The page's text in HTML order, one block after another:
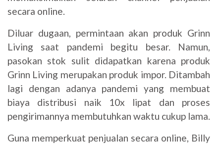
secara online.
Diluar dugaan, permintaan akan produk Grinn
Living saat pandemi begitu besar. Namun,
pasokan stok sulit didapatkan karena produk
Grinn Living merupakan produk impor. Ditambah
lagi dengan adanya pandemi yang membuat
biaya distribusi naik 10x lipat dan proses
pengirimannya membutuhkan waktu cukup lama.
Guna memperkuat penjualan secara online, Billy